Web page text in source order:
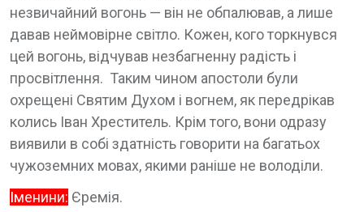
незвичайний вогонь — він не обпалював, а лише
давав неймовірне світло. Кожен, кого торкнувся
цей вогонь, відчував незбагненну радість і
просвітлення. Таким чином апостоли були
охрещені Святим Духом і вогнем, як передрікав
колись Іван Хреститель. Крім того, вони одразу
виявили в собі здатність говорити на багатьох
чужоземних мовах, якими раніше не володіли.
Іменини: Єремія.